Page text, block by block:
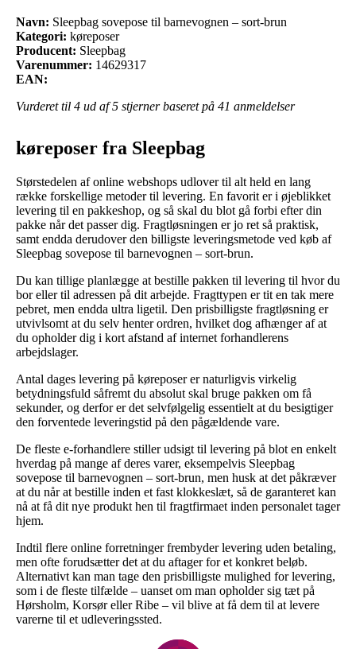
Navn: Sleepbag sovepose til barnevognen – sort-brun
Kategori: køreposer
Producent: Sleepbag
Varenummer: 14629317
EAN:
Vurderet til 4 ud af 5 stjerner baseret på 41 anmeldelser
køreposer fra Sleepbag
Størstedelen af online webshops udlover til alt held en lang
række forskellige metoder til levering. En favorit er i øjeblikket
levering til en pakkeshop, og så skal du blot gå forbi efter din
pakke når det passer dig. Fragtløsningen er jo ret så praktisk,
samt endda derudover den billigste leveringsmetode ved køb af
Sleepbag sovepose til barnevognen – sort-brun.
Du kan tillige planlægge at bestille pakken til levering til hvor du
bor eller til adressen på dit arbejde. Fragttypen er tit en tak mere
pebret, men endda ultra ligetil. Den prisbilligste fragtløsning er
utvivlsomt at du selv henter ordren, hvilket dog afhænger af at
du opholder dig i kort afstand af internet forhandlerens
arbejdslager.
Antal dages levering på køreposer er naturligvis virkelig
betydningsfuld såfremt du absolut skal bruge pakken om få
sekunder, og derfor er det selvfølgelig essentielt at du besigtiger
den forventede leveringstid på den pågældende vare.
De fleste e-forhandlere stiller udsigt til levering på blot en enkelt
hverdag på mange af deres varer, eksempelvis Sleepbag
sovepose til barnevognen – sort-brun, men husk at det påkræver
at du når at bestille inden et fast klokkeslæt, så de garanteret kan
nå at få dit nye produkt hen til fragtfirmaet inden personalet tager
hjem.
Indtil flere online forretninger frembyder levering uden betaling,
men ofte forudsætter det at du aftager for et konkret beløb.
Alternativt kan man tage den prisbilligste mulighed for levering,
som i de fleste tilfælde – uanset om man opholder sig tæt på
Hørsholm, Korsør eller Ribe – vil blive at få dem til at levere
varerne til et udleveringssted.